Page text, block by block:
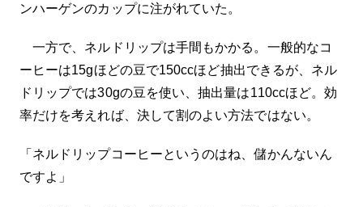
ンハーゲンのカップに注がれていた。
一方で、ネルドリップは手間もかかる。一般的なコ
ーヒーは15gほどの豆で150ccほど抽出できるが、ネル
ドリップでは30gの豆を使い、抽出量は110ccほど。効
率だけを考えれば、決して割のよい方法ではない。
「ネルドリップコーヒーというのはね、儲かんないん
ですよ」